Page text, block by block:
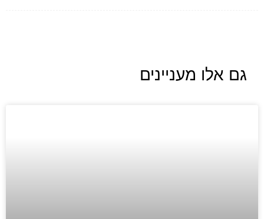
גם אלו מעניינים